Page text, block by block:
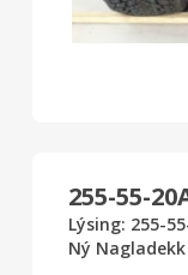
Lýsing: 255-
Ný Nagladekk
255-55-